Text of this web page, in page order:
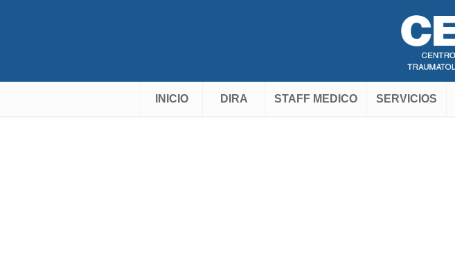
INICIO DIRA STAFF MEDICO SERVICIOS